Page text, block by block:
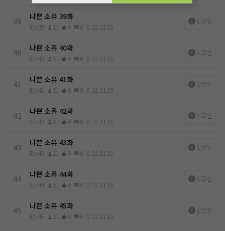
39 나쁜 소유 39화
Ep.39 11 0 0 0 22.11.15
1코인
40 나쁜 소유 40화
Ep.40 11 0 0 0 22.11.15
1코인
41 나쁜 소유 41화
Ep.41 11 0 0 0 22.11.15
1코인
42 나쁜 소유 42화
Ep.42 11 0 0 0 22.11.15
1코인
43 나쁜 소유 43화
Ep.43 11 0 0 0 22.11.15
1코인
44 나쁜 소유 44화
Ep.44 11 0 0 0 22.11.15
1코인
45 나쁜 소유 45화
Ep.45 11 0 0 0 22.11.15
1코인